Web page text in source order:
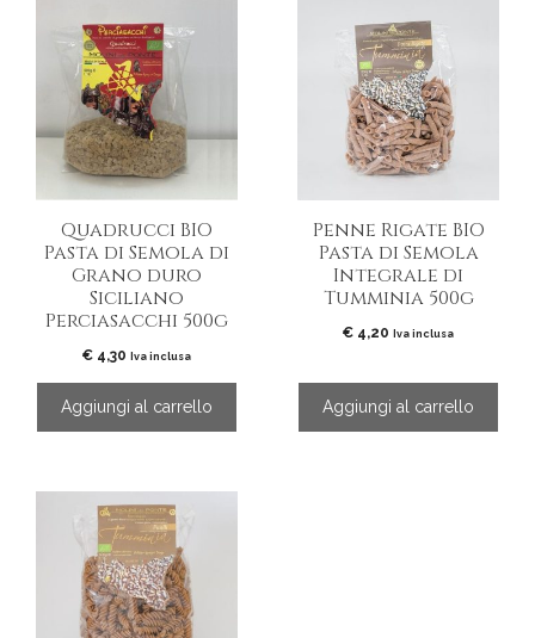
Quadrucci BIO
Pasta di Semola di
Grano duro
Siciliano
Perciasacchi 500g
€ 4,30 Iva inclusa
Aggiungi al carrello
Penne Rigate BIO
Pasta di Semola
Integrale di
Tumminia 500g
€ 4,20 Iva inclusa
Aggiungi al carrello